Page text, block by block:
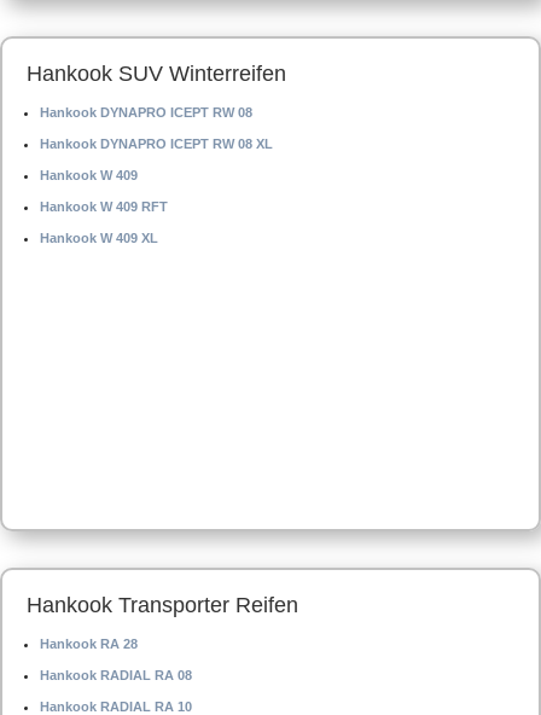
Hankook SUV Winterreifen
Hankook DYNAPRO ICEPT RW 08
Hankook DYNAPRO ICEPT RW 08 XL
Hankook W 409
Hankook W 409 RFT
Hankook W 409 XL
Hankook Transporter Reifen
Hankook RA 28
Hankook RADIAL RA 08
Hankook RADIAL RA 10